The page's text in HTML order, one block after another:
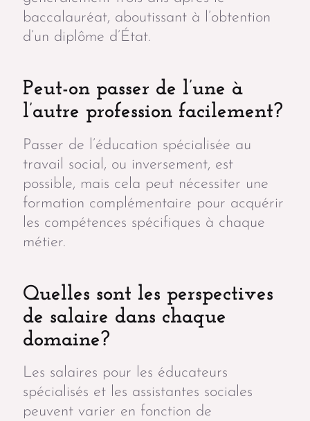
baccalauréat, aboutissant à l’obtention
d’un diplôme d’État.
Peut-on passer de l’une à
l’autre profession facilement?
Passer de l’éducation spécialisée au
travail social, ou inversement, est
possible, mais cela peut nécessiter une
formation complémentaire pour acquérir
les compétences spécifiques à chaque
métier.
Quelles sont les perspectives
de salaire dans chaque
domaine?
Les salaires pour les éducateurs
spécialisés et les assistantes sociales
peuvent varier en fonction de